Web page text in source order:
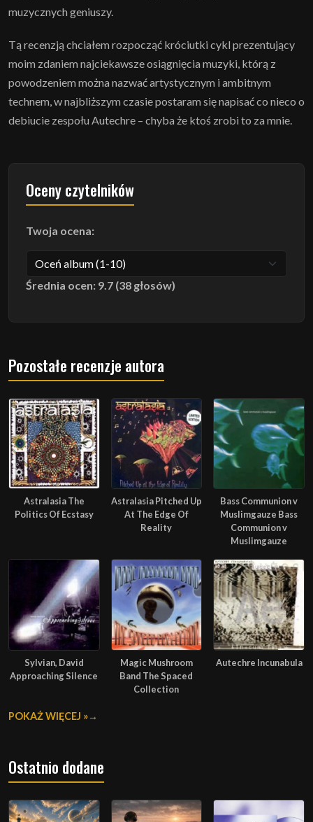
muzycznych geniuszy.
Tą recenzją chciałem rozpocząć króciutki cykl prezentujący
moim zdaniem najciekawsze osiągnięcia muzyki, którą z
powodzeniem można nazwać artystycznym i ambitnym
technem, w najbliższym czasie postaram się napisać co nieco o
debiucie zespołu Autechre – chyba że ktoś zrobi to za mnie.
Oceny czytelników
Twoja ocena:
Średnia ocen: 9.7 (38 głosów)
Pozostałe recenzje autora
Astralasia The
Politics Of Ecstasy
Astralasia Pitched Up
At The Edge Of
Reality
Bass Communion v
Muslimgauze Bass
Communion v
Muslimgauze
Sylvian, David
Approaching Silence
Magic Mushroom
Band The Spaced
Collection
Autechre Incunabula
POKAŻ WIĘCEJ »
Ostatnio dodane